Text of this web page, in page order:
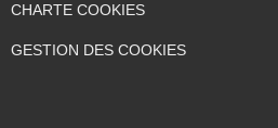
CHARTE COOKIES
GESTION DES COOKIES